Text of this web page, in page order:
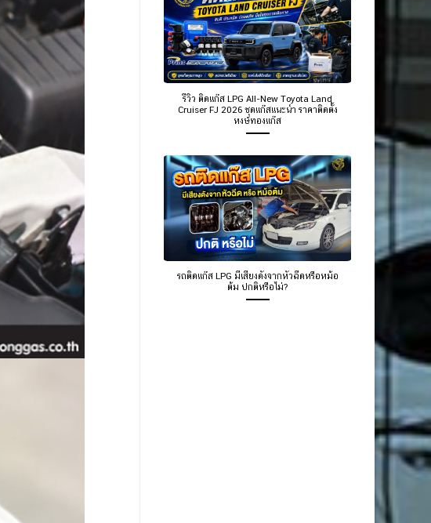
รีวิว ติดแก๊ส LPG All-New Toyota Land
Cruiser FJ 2026 ชุดแก๊สแนะนำ ราคาติดตั้ง
หงษ์ทองแก๊ส
รถติดแก๊ส LPG มีเสียงดังจากหัวฉีดหรือหม้อ
ต้ม ปกติหรือไม่?